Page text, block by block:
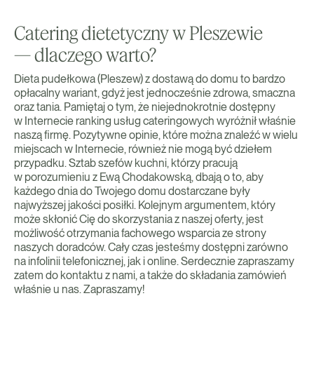
Catering dietetyczny w Pleszewie
— dlaczego warto?
Dieta pudełkowa (Pleszew) z dostawą do domu to bardzo
opłacalny wariant, gdyż jest jednocześnie zdrowa, smaczna
oraz tania. Pamiętaj o tym, że niejednokrotnie dostępny
w Internecie ranking usług cateringowych wyróżnił właśnie
naszą firmę. Pozytywne opinie, które można znaleźć w wielu
miejscach w Internecie, również nie mogą być dziełem
przypadku. Sztab szefów kuchni, którzy pracują
w porozumieniu z Ewą Chodakowską, dbają o to, aby
każdego dnia do Twojego domu dostarczane były
najwyższej jakości posiłki. Kolejnym argumentem, który
może skłonić Cię do skorzystania z naszej oferty, jest
możliwość otrzymania fachowego wsparcia ze strony
naszych doradców. Cały czas jesteśmy dostępni zarówno
na infolinii telefonicznej, jak i online. Serdecznie zapraszamy
zatem do kontaktu z nami, a także do składania zamówień
właśnie u nas. Zapraszamy!